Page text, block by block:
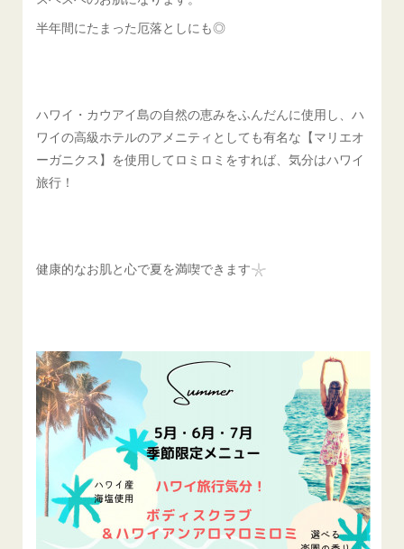
半年間にたまった厄落としにも◎
ハワイ・カウアイ島の自然の恵みをふんだんに使用し、ハ
ワイの高級ホテルのアメニティとしても有名な【マリエオ
ーガニクス】を使用してロミロミをすれば、気分はハワイ
旅行！
健康的なお肌と心で夏を満喫できます𓇼